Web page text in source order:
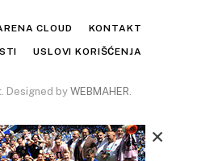
CLOUD KONTAKT
USLOVI KORIŠĆENJA
Designed by WEBMAHER.
×